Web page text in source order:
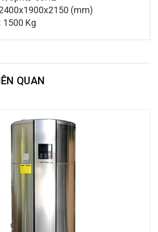
(mm)
1500 Kg
QUAN